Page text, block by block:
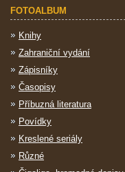
FOTOALBUM
Knihy
Zahraniční vydání
Zápisníky
Časopisy
Příbuzná literatura
Povídky
Kreslené seriály
Různé